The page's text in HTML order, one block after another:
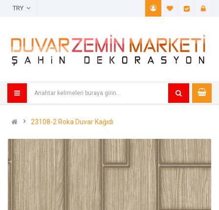
A. Listem
23108-2 Roka Duvar Kağıdı